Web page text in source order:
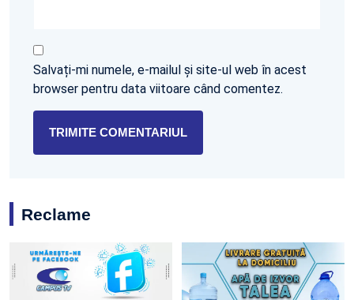
Salvați-mi numele, e-mailul și site-ul web în acest
browser pentru data viitoare când comentez.
Reclame